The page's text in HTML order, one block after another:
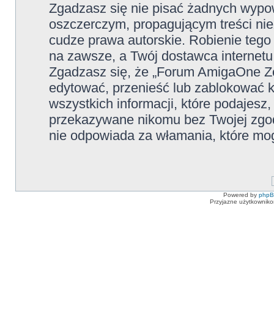
Zgadzasz się nie pisać żadnych
oszczerczym, propagującym treści
cudze prawa autorskie. Robienie
na zawsze, a Twój dostawca
Zgadzasz się, że „Forum AmigaOne
edytować, przenieść lub zablokować
wszystkich informacji, które
przekazywane nikomu bez Twojej
nie odpowiada za włamania, które
Powered by
Przyjazne